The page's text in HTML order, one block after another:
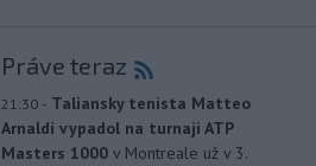
Práve teraz
21:30 - Taliansky tenista Matteo
Arnaldi vypadol na turnaji ATP
Masters 1000 v Montreale už v 3.